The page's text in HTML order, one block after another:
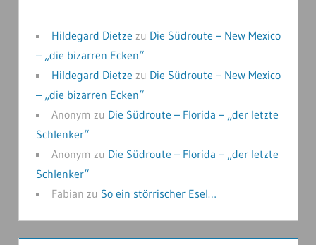
Hildegard Dietze zu Die Südroute – New Mexico
– „die bizarren Ecken“
Hildegard Dietze zu Die Südroute – New Mexico
– „die bizarren Ecken“
Anonym zu Die Südroute – Florida – „der letzte
Schlenker“
Anonym zu Die Südroute – Florida – „der letzte
Schlenker“
Fabian zu So ein störrischer Esel…